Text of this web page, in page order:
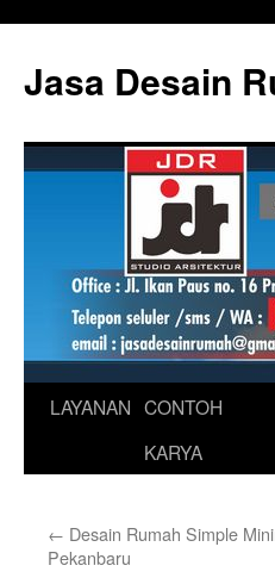
content
Jasa Desain
LAYANAN CONTOH
KARYA
← Desain Rumah Simple
Pekanbaru